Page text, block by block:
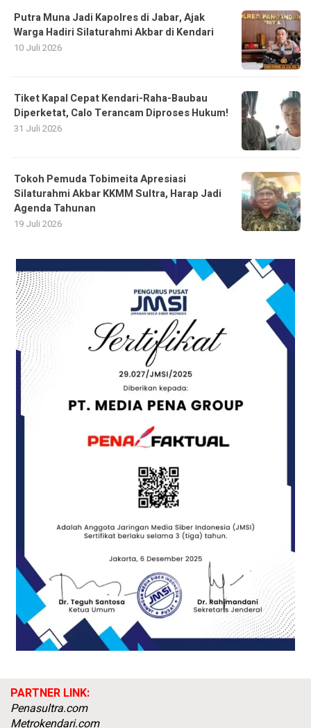
Putra Muna Jadi Kapolres di Jabar, Ajak
Warga Hadiri Silaturahmi Akbar di Kendari
10 Juli 2026
Tiket Kapal Cepat Kendari-Raha-Baubau
Diperketat, Calo Terancam Diproses Hukum!
31 Juli 2026
Tokoh Pemuda Tobimeita Apresiasi
Silaturahmi Akbar KKMM Sultra, Harap Jadi
Agenda Tahunan
19 Juli 2026
PARTNER LINK:
Penasultra.com
Metrokendari.com